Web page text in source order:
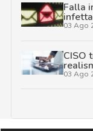
Falla
03 Ago
CISO
03 Ago